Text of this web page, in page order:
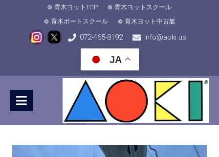
青木ヨットTOP
青木ヨットスクール
青木ボートスクール
青木ヨット中古艇
072-465-8192 info@aoki.us
JA